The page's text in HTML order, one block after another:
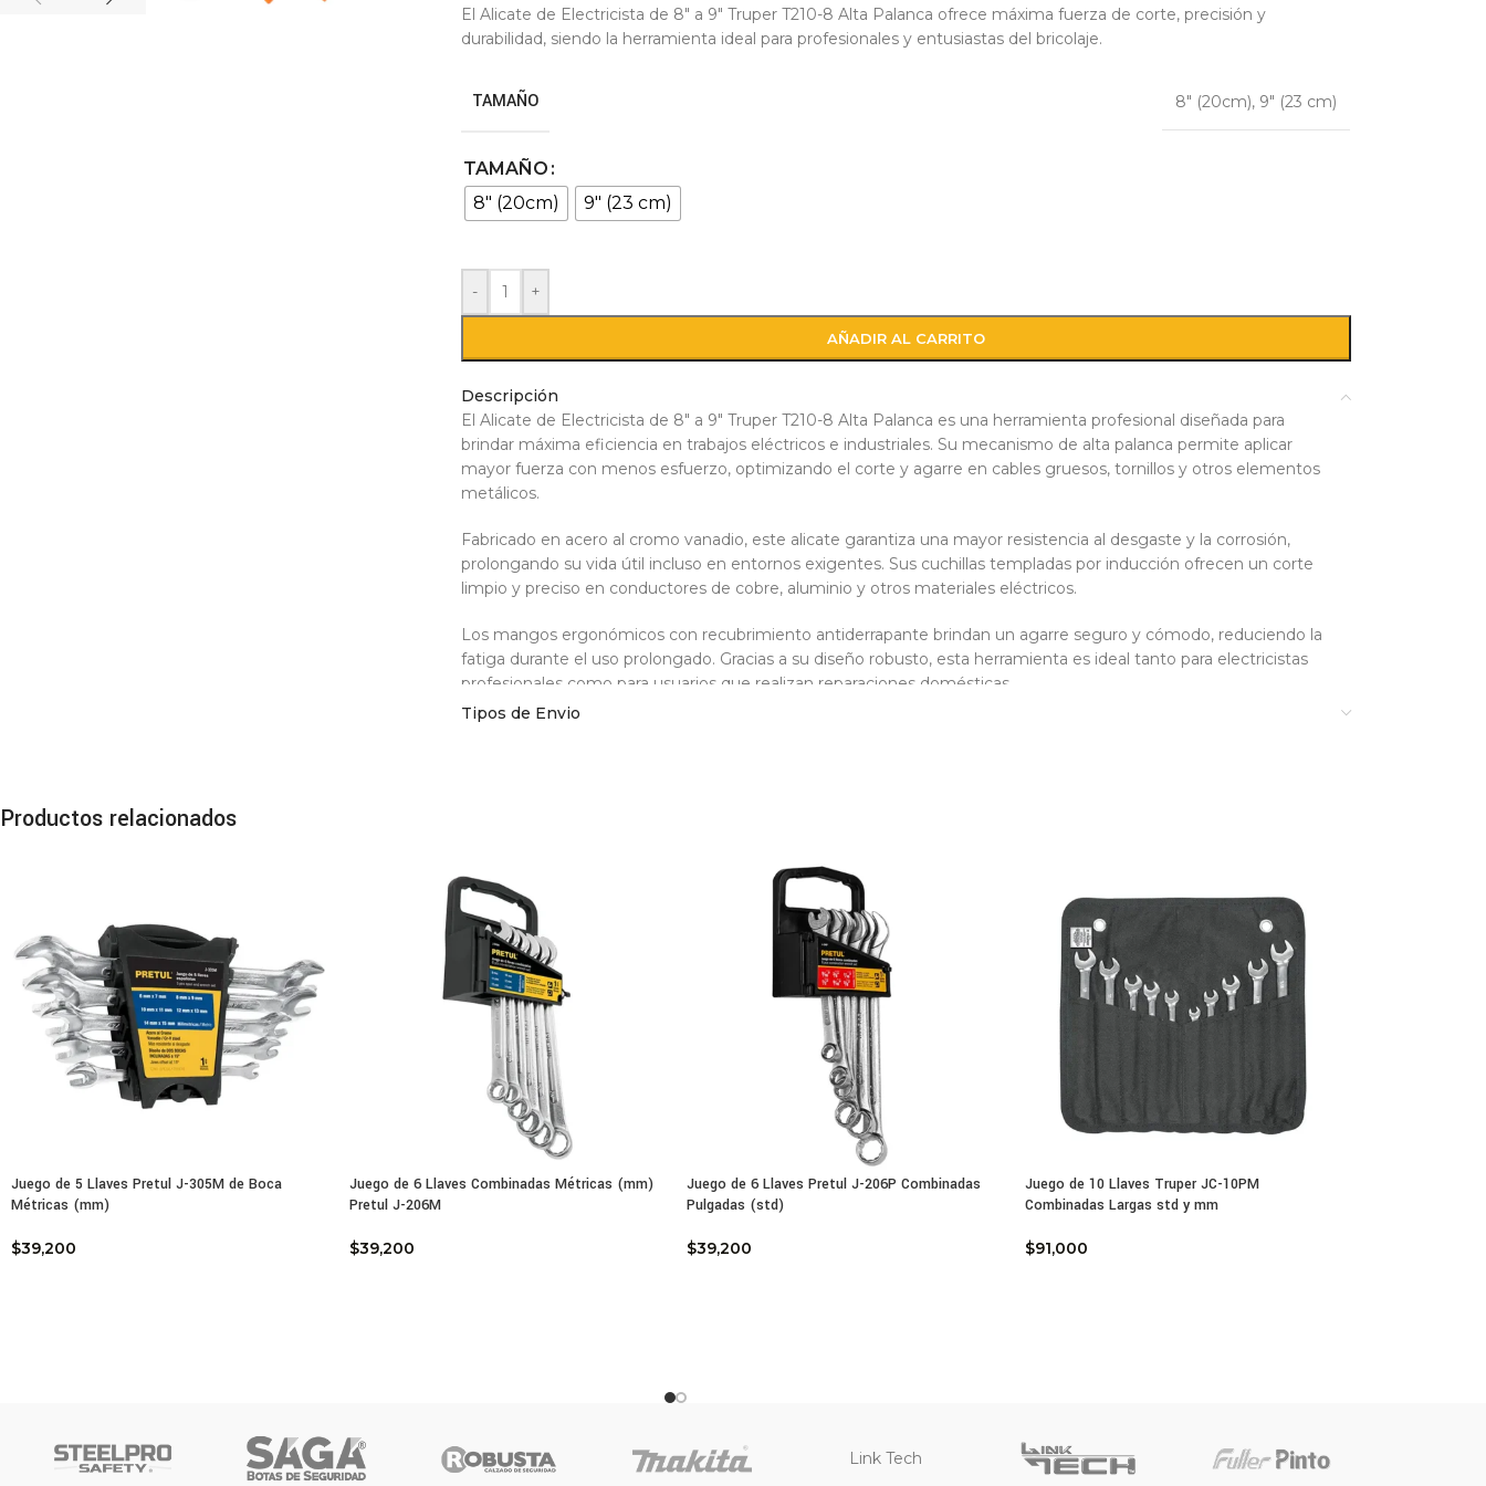
El Alicate de Electricista de 8″ a 9″ Truper T210-8 Alta Palanca ofrece máxima fuerza de corte, precisión y
durabilidad, siendo la herramienta ideal para profesionales y entusiastas del bricolaje.
TAMAÑO 8″ (20cm), 9″ (23 cm)
TAMAÑO
8" (20cm)
9″ (23 cm)
- +
AÑADIR AL CARRITO
Descripción
El Alicate de Electricista de 8″ a 9″ Truper T210-8 Alta Palanca es una herramienta profesional diseñada para
brindar máxima eficiencia en trabajos eléctricos e industriales. Su mecanismo de alta palanca permite aplicar
mayor fuerza con menos esfuerzo, optimizando el corte y agarre en cables gruesos, tornillos y otros elementos
metálicos.
Fabricado en acero al cromo vanadio, este alicate garantiza una mayor resistencia al desgaste y la corrosión,
prolongando su vida útil incluso en entornos exigentes. Sus cuchillas templadas por inducción ofrecen un corte
limpio y preciso en conductores de cobre, aluminio y otros materiales eléctricos.
Los mangos ergonómicos con recubrimiento antiderrapante brindan un agarre seguro y cómodo, reduciendo la
fatiga durante el uso prolongado. Gracias a su diseño robusto, esta herramienta es ideal tanto para electricistas
profesionales como para usuarios que realizan reparaciones domésticas.
Alta Palanca:
Material: Acero al cromo vanadio para mayor durabilidad
Mecanismo de alta palanca: Mayor fuerza de corte con menos esfuerzo
Cuchillas templadas por inducción: Precisión en el corte de cables y conductores
Mangos ergonómicos: Recubrimiento antiderrapante para mayor seguridad
Modelos disponibles:
8″ (20 cm): Ideal para trabajos de precisión
9″ (23 cm): Mayor alcance y fuerza para tareas exigentes
Uso recomendado: Trabajos eléctricos, industriales y de mantenimiento
Tipos de Envio
Productos relacionados
Juego de 5 Llaves Pretul J-305M de Boca
Métricas (mm)
$39,200
Juego de 6 Llaves Combinadas Métricas (mm)
Pretul J-206M
$39,200
Juego de 6 Llaves Pretul J-206P Combinadas
Pulgadas (std)
$39,200
Juego de 10 Llaves Truper JC-10PM
Combinadas Largas std y mm
$91,000
Link Tech